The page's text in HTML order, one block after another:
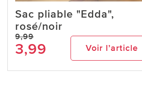
Sac pliable "Edda",
rosé/noir
9,99
3,99 Voir l’article